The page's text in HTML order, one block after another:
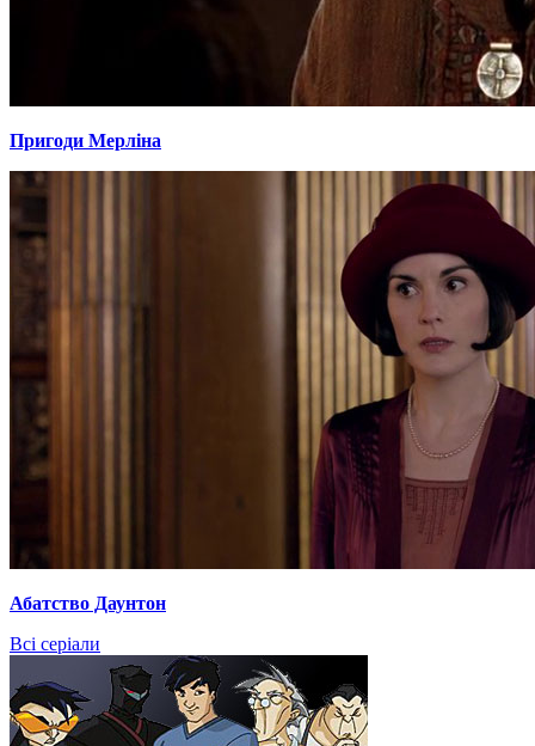
Пригоди Мерліна
Абатство Даунтон
Всі серіали